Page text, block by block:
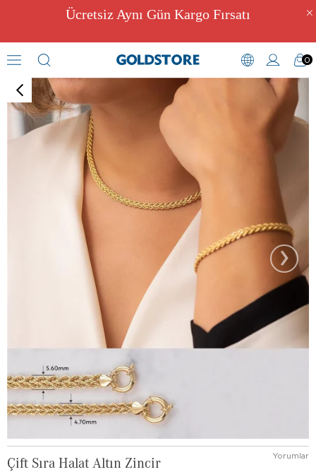
Ücretsiz Aynı Gün Kargo Fırsatı
0
Zincir Kolyeler
›
Çift Sıra Halat Altın Zincir Yorumlar